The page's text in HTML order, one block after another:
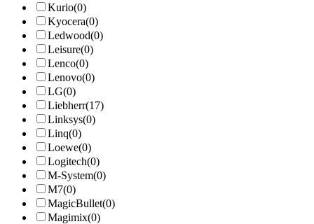
Kurio(0)
Kyocera(0)
Ledwood(0)
Leisure(0)
Lenco(0)
Lenovo(0)
LG(0)
Liebherr(17)
Linksys(0)
Linq(0)
Loewe(0)
Logitech(0)
M-System(0)
M7(0)
MagicBullet(0)
Magimix(0)